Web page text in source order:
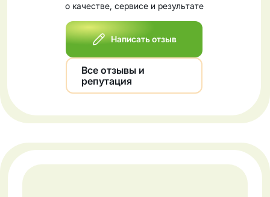
о качестве, сервисе и результате
Написать отзыв
Все отзывы и
репутация